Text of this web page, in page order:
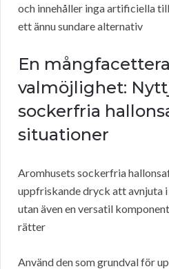
och innehåller inga artificiella
ett ännu sundare alternativ
En
valmöjlighet:
sockerfria
situationer
Aromhusets sockerfria
uppfriskande dryck att avnjuta
utan även en versatil
rätter
Använd den som grundval för